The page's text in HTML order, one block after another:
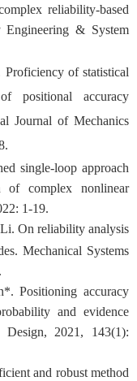
reliability-based
Engineering & System
Proficiency of statistical
positional accuracy
Journal of Mechanics
single-loop approach
of complex nonlinear
1-19.
. On reliability analysis
Mechanical Systems
. Positioning accuracy
and evidence
2021, 143(1):
and robust method